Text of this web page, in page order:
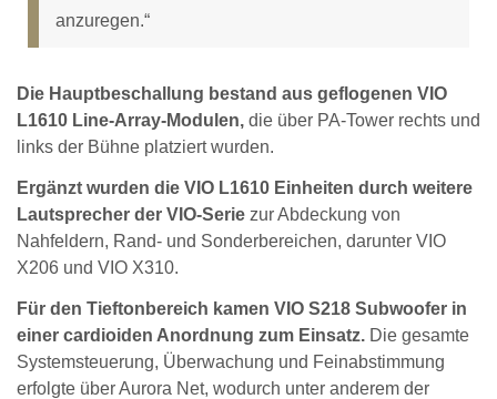
anzuregen.“
Die Hauptbeschallung bestand aus geflogenen VIO
L1610 Line-Array-Modulen, die über PA-Tower rechts und
links der Bühne platziert wurden.
Ergänzt wurden die VIO L1610 Einheiten durch weitere
Lautsprecher der VIO-Serie zur Abdeckung von
Nahfeldern, Rand- und Sonderbereichen, darunter VIO
X206 und VIO X310.
Für den Tieftonbereich kamen VIO S218 Subwoofer in
einer cardioiden Anordnung zum Einsatz. Die gesamte
Systemsteuerung, Überwachung und Feinabstimmung
erfolgte über Aurora Net, wodurch unter anderem der